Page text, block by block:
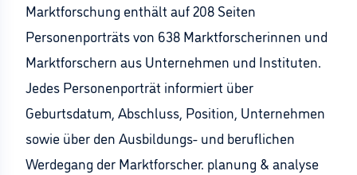
Marktforschung enthält auf 208 Seiten
Personenporträts von 638 Marktforscherinnen und
Marktforschern aus Unternehmen und Instituten.
Jedes Personenporträt informiert über
Geburtsdatum, Abschluss, Position, Unternehmen
sowie über den Ausbildungs- und beruflichen
Werdegang der Marktforscher. planung & analyse